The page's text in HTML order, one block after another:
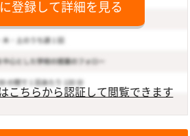
登録して詳細を見る
こちらから認証して閲覧できます